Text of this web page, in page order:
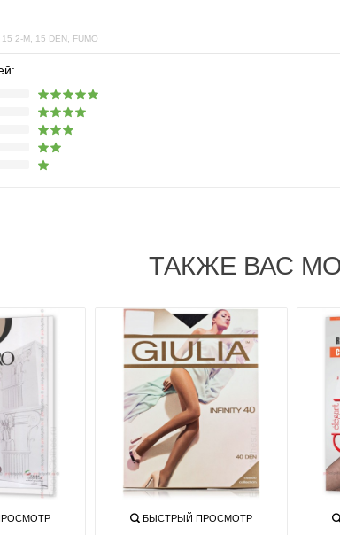
2-M, 15 DEN, FUMO
ТАКЖЕ ВАС
БЫСТРЫЙ ПРОСМОТР